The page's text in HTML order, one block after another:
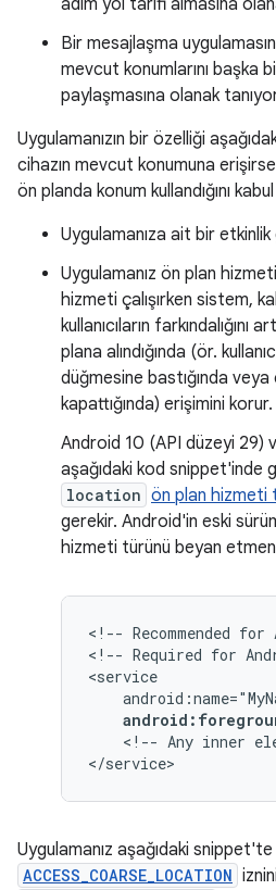
adım yol tarifi almasına
Bir mesajlaşma
mevcut konumlarını başka
paylaşmasına olanak
Uygulamanızın bir özelliği
cihazın mevcut konumuna
ön planda konum kullandığını
Uygulamanıza ait bir etkinlik
Uygulamanız ön plan
hizmeti çalışırken sistem,
kullanıcıların farkındalığını
plana alındığında (ör.
düğmesine bastığında veya
kapattığında) erişimini korur.
Android 10 (API düzeyi 29)
aşağıdaki kod snippet'inde
location ön plan hizmeti
gerekir. Android'in eski
hizmeti türünü beyan
<!-- Recommended for
<!-- Required for
<!-- Any inner
</service>
Uygulamanız aşağıdaki
ACCESS_COARSE_LOCATION